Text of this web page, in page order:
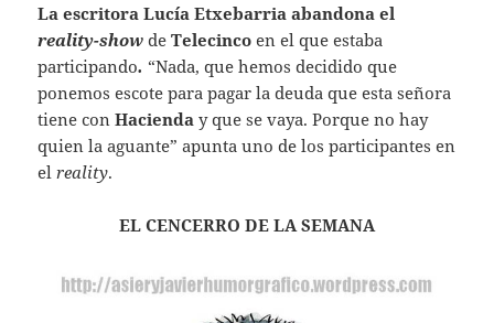
La escritoraLucía Etxebarria abandona el
reality-showdeTelecincoen el que estaba
participando. “Nada, que hemos decidido que
ponemos escote para pagar la deuda que esta señora
tiene conHacienda y que se vaya. Porque no hay
quien la aguante” apunta uno de los participantes en
elreality.
EL CENCERRO DE LA SEMANA